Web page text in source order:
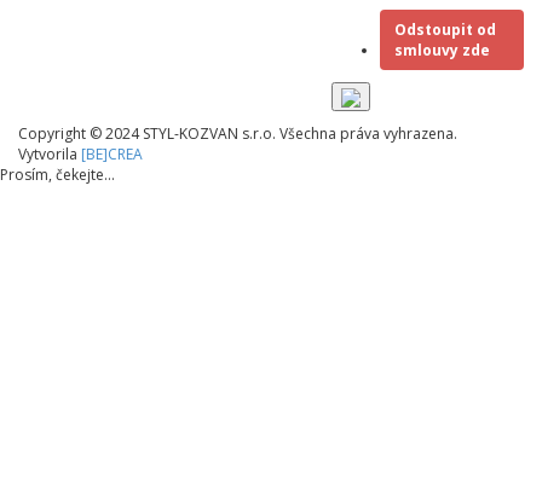
Odstoupit od
smlouvy zde
Copyright © 2024 STYL-KOZVAN s.r.o. Všechna práva vyhrazena.
Vytvorila [BE]CREA
Prosím, čekejte...